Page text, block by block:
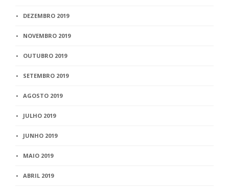
DEZEMBRO 2019
NOVEMBRO 2019
OUTUBRO 2019
SETEMBRO 2019
AGOSTO 2019
JULHO 2019
JUNHO 2019
MAIO 2019
ABRIL 2019